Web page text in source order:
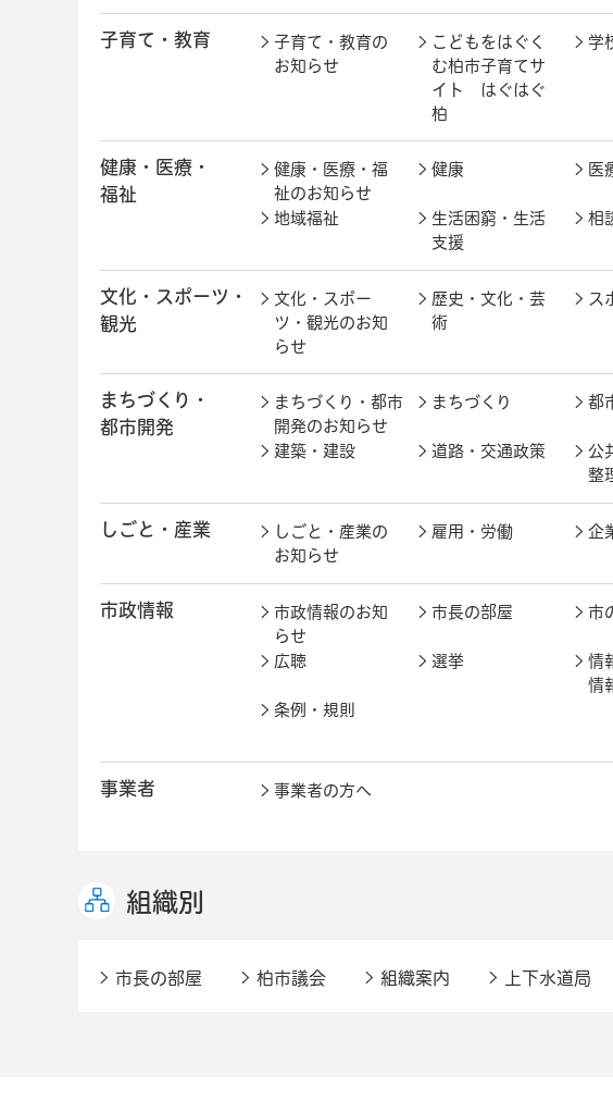
子育て・教育
子育て・教育の
お知らせ
こどもをはぐく
む柏市子育てサ
イト はぐはぐ
柏
学
健康・医療・
福祉
健康・医療・福
祉のお知らせ
健康 医
地域福祉
生活困窮・生活
支援
相
文化・スポーツ・
観光
文化・スポー
ツ・観光のお知
らせ
歴史・文化・芸
術
ス
まちづくり・
都市開発
まちづくり・都市
開発のお知らせ
まちづくり 都
建築・建設 道路・交通政策
公
整
しごと・産業
しごと・産業の
お知らせ
雇用・労働 企
市政情報
市政情報のお知
らせ
市長の部屋 市
広聴 選挙
情
情
条例・規則
事業者 事業者の方へ
組織別
市長の部屋 柏市議会 組織案内 上下水道局